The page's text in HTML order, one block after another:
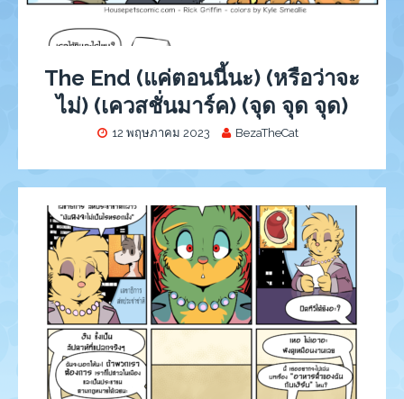
The End (แค่ตอนนี้นะ) (หรือว่าจะ
ไม่) (เควสชั่นมาร์ค) (จุด จุด จุด)
12 พฤษภาคม 2023 BezaTheCat